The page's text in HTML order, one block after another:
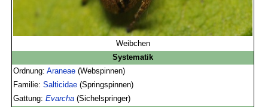
Weibchen
Systematik
Ordnung:Araneae (Webspinnen)
Familie:Salticidae (Springspinnen)
Gattung:Evarcha (Sichelspringer)